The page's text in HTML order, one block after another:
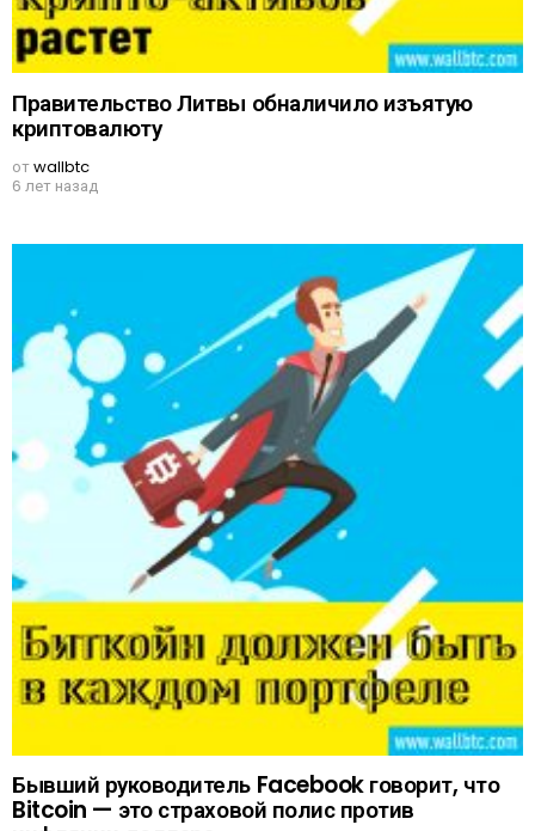
Правительство Литвы обналичило изъятую
криптовалюту
отwallbtc
6 лет назад
Бывший руководитель Facebook говорит, что
Bitcoin — это страховой полис против